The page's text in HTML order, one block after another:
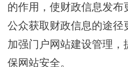
的作用，使财政信息发布
公众获取财政信息的途径
加强门户网站建设管理，
保网站安全。